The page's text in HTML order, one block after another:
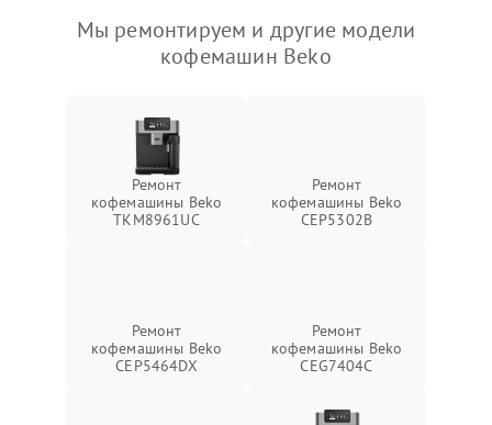
Мы ремонтируем и другие модели
кофемашин Beko
Ремонт
кофемашины Beko
TKM8961UC
Ремонт
кофемашины Beko
CEP5302B
Ремонт
кофемашины Beko
CEP5464DX
Ремонт
кофемашины Beko
CEG7404C